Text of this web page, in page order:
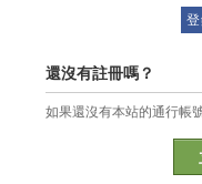
還沒有註冊嗎？
如果還沒有本站的通行帳